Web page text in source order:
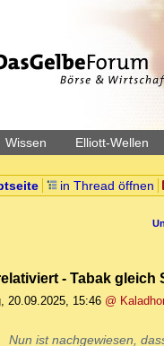
Wissen Elliott-Wellen
in Thread öffnen
- Tabak
20.09.2025, 15:46 @
Nun ist nachgewiesen,